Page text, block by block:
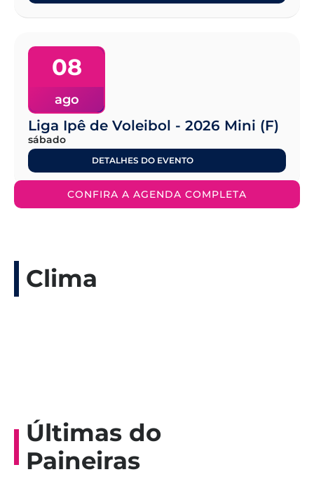
08
ago
Liga Ipê de Voleibol - 2026 Mini (F)
sábado
DETALHES DO EVENTO
CONFIRA A AGENDA COMPLETA
Clima
Últimas do
Paineiras